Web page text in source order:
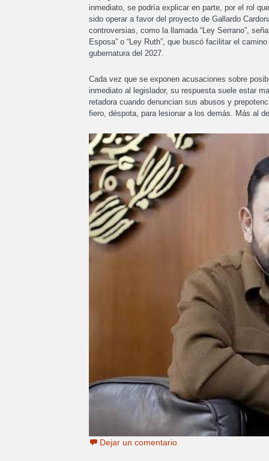
inmediato, se podría explicar en parte, por el rol
sido operar a favor del proyecto de Gallardo
controversias, como la llamada “Ley Serrano”,
Esposa” o “Ley Ruth”, que buscó facilitar el
gubernatura del 2027.
Cada vez que se exponen acusaciones sobre
inmediato al legislador, su respuesta suele estar
retadora cuando denuncian sus abusos y
fiero, déspota, para lesionar a los demás. Más al
Dejar un comentario